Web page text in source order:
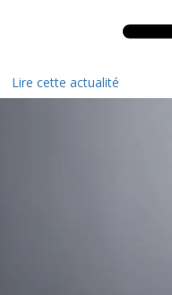
Lire cette actualité